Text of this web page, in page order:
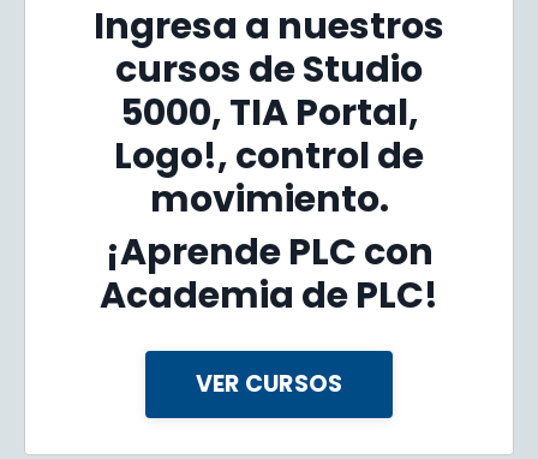
Ingresa a nuestros
cursos de Studio
5000, TIA Portal,
Logo!, control de
movimiento.
¡Aprende PLC con
Academia de PLC!
VER CURSOS